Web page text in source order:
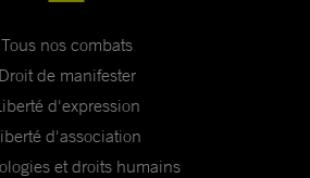
Tous nos combats
Droit de manifester
d'expression
d'association
et droits humains